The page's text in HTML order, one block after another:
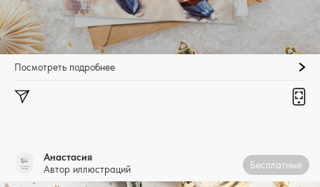
Посмотреть подробнее
Анастасия
Автор иллюстраций
Бесплатные